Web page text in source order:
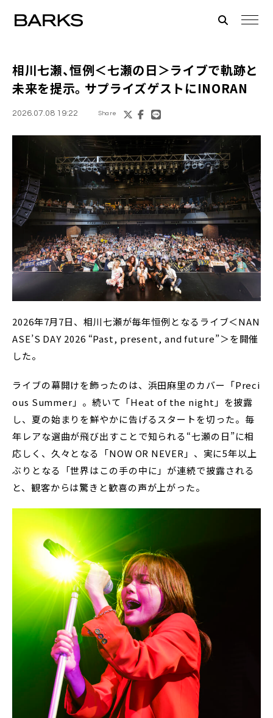
相川七瀬、恒例＜七瀬の日＞ライブで軌跡と
未来を提示。サプライズゲストにINORAN
2026.07.08 19:22 Share
2026年7月7日、相川七瀬が毎年恒例となるライブ＜NAN
ASE’S DAY 2026 “Past, present, and future”＞を開催
した。
ライブの幕開けを飾ったのは、浜田麻里のカバー「Preci
ous Summer」。続いて「Heat of the night」を披露
し、夏の始まりを鮮やかに告げるスタートを切った。毎
年レアな選曲が飛び出すことで知られる“七瀬の日”に相
応しく、久々となる「NOW OR NEVER」、実に5年以上
ぶりとなる「世界はこの手の中に」が連続で披露される
と、観客からは驚きと歓喜の声が上がった。